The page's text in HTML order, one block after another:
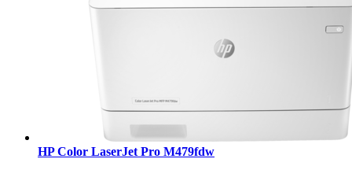
HP Color LaserJet Pro M479fdw